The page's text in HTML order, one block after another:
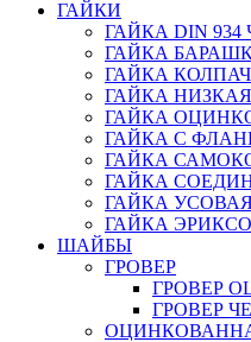
ГАЙКИ
ГАЙКА DIN
ГАЙКА
ГАЙКА
ГАЙКА НИЗКАЯ
ГАЙКА
ГАЙКА С
ГАЙКА
ГАЙКА
ГАЙКА УСОВАЯ
ГАЙКА
ШАЙБЫ
ГРОВЕР
ГРОВЕР
ГРОВЕР